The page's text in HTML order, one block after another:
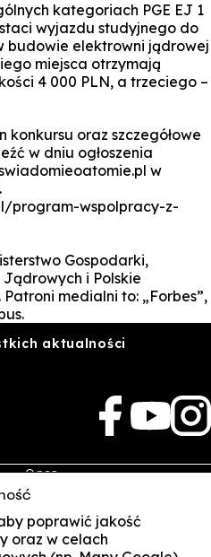
kategoriach PGE EJ 1
wyjazdu studyjnego do
budowie elektrowni jądrowej
miejsca otrzymają
4 000 PLN, a trzeciego –
oraz szczegółowe
w dniu ogłoszenia
w
program-wspolpracy-z-
Gospodarki,
i Polskie
medialni to: „Forbes”,
aktualności
O nas
Rekrutacja
Studia
Kontakt
poprawić jakość
oraz w celach